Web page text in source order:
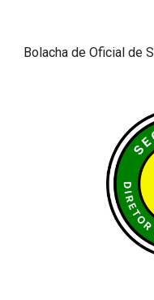
Bolacha de Oficial de